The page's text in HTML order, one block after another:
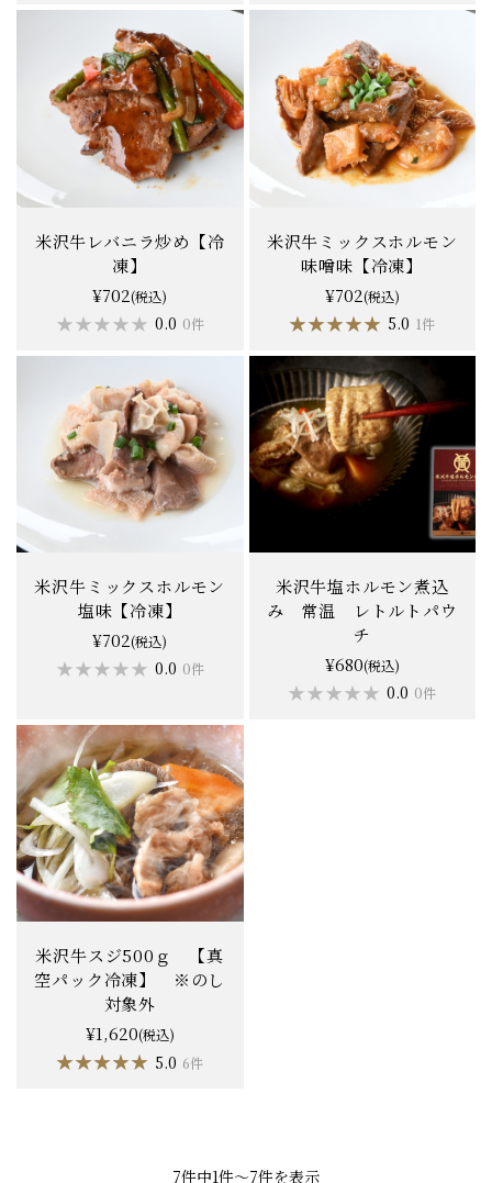
米沢牛レバニラ炒め【冷
凍】
¥702(税込)
★★★★★
★★★★★ 0.0 0件
米沢牛ミックスホルモン
味噌味【冷凍】
¥702(税込)
★★★★★
★★★★★ 5.0 1件
米沢牛ミックスホルモン
塩味【冷凍】
¥702(税込)
★★★★★
★★★★★ 0.0 0件
米沢牛塩ホルモン煮込
み 常温 レトルトパウ
チ
¥680(税込)
★★★★★
★★★★★ 0.0 0件
米沢牛スジ500ｇ 【真
空パック冷凍】 ※のし
対象外
¥1,620(税込)
★★★★★
★★★★★ 5.0 6件
7件中1件〜7件を表示